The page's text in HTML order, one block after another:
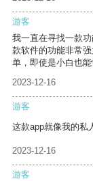
游客
我一直在寻找一款
款软件的功能非常
单，即使是小白也能
2023-12-16
游客
这款app就像我的私
2023-12-16
游客